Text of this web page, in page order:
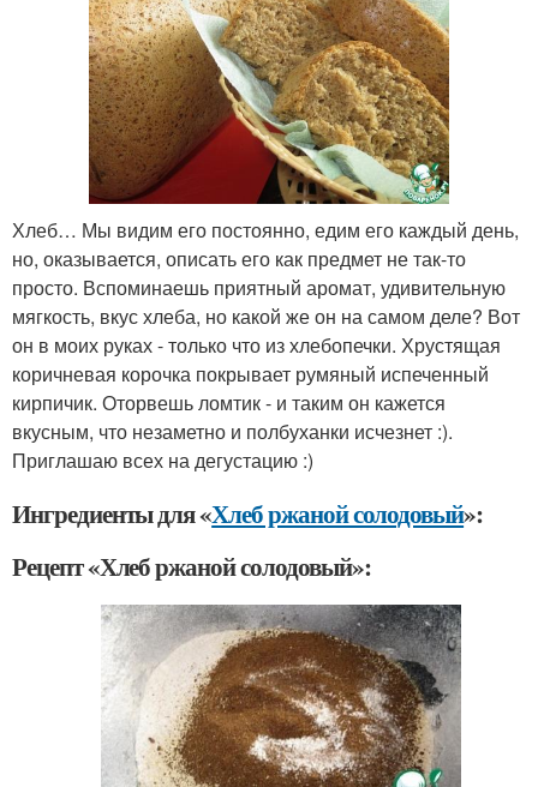
Хлеб… Мы видим его постоянно, едим его каждый день,
но, оказывается, описать его как предмет не так-то
просто. Вспоминаешь приятный аромат, удивительную
мягкость, вкус хлеба, но какой же он на самом деле? Вот
он в моих руках - только что из хлебопечки. Хрустящая
коричневая корочка покрывает румяный испеченный
кирпичик. Оторвешь ломтик - и таким он кажется
вкусным, что незаметно и полбуханки исчезнет :).
Приглашаю всех на дегустацию :)
Ингредиенты для «Хлеб ржаной солодовый»:
Рецепт «Хлеб ржаной солодовый»: